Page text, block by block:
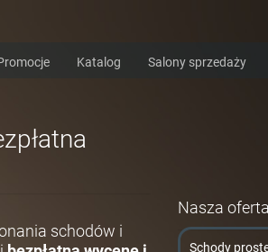
Katalog Salony sprzedaży
schodów i
Nasza oferta
Schody